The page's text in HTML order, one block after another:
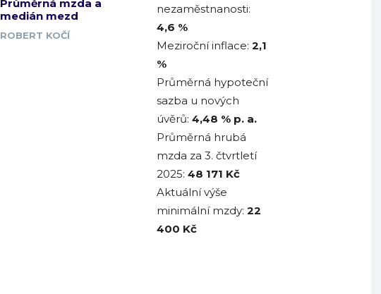
Průměrná mzda a
medián mezd
ROBERT KOČÍ
nezaměstnanosti:
4,6 %
Meziroční inflace: 2,1
%
Průměrná hypoteční
sazba u nových
úvěrů: 4,48 % p. a.
Průměrná hrubá
mzda za 3. čtvrtletí
2025: 48 171 Kč
Aktuální výše
minimální mzdy: 22
400 Kč